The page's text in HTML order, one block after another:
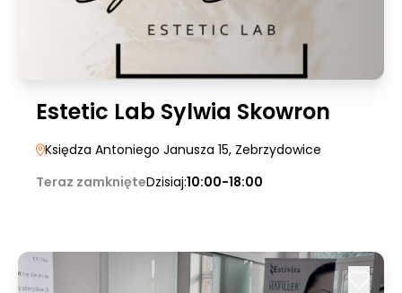
Estetic Lab Sylwia Skowron
Księdza Antoniego Janusza 15, Zebrzydowice
Teraz zamknięteDzisiaj:10:00-18:00